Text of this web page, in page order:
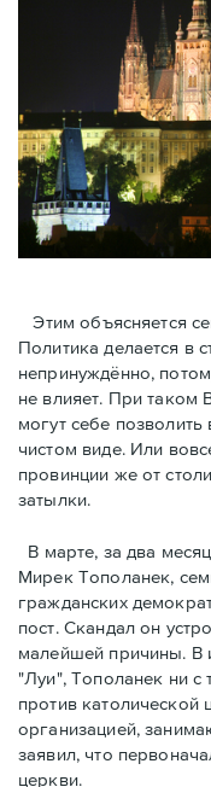
Этим объясняется
Политика делается в
непринуждённо,
не влияет. При таком
могут себе позволить
чистом виде. Или
провинции же от
затылки.
В марте, за два
Мирек Тополанек,
гражданских
пост. Скандал он
малейшей причины. В
"Луи", Тополанек ни с
против католической
организацией,
заявил, что
церкви.